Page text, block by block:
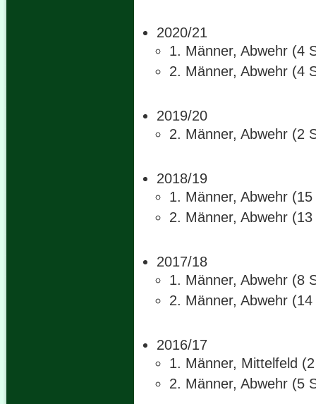
2020/21
1. Männer, Abwehr (4
2. Männer, Abwehr (4
2019/20
2. Männer, Abwehr (2
2018/19
1. Männer, Abwehr
2. Männer, Abwehr
2017/18
1. Männer, Abwehr (8
2. Männer, Abwehr
2016/17
1. Männer, Mittelfeld
2. Männer, Abwehr (5